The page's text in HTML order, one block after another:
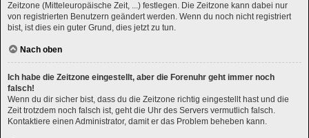
Zeitzone (Mitteleuropäische Zeit, ...) festlegen. Die Zeitzone kann dabei nur
von registrierten Benutzern geändert werden. Wenn du noch nicht registriert
bist, ist dies ein guter Grund, dies jetzt zu tun.
Nach oben
Ich habe die Zeitzone eingestellt, aber die Forenuhr geht immer noch
falsch!
Wenn du dir sicher bist, dass du die Zeitzone richtig eingestellt hast und die
Zeit trotzdem noch falsch ist, geht die Uhr des Servers vermutlich falsch.
Kontaktiere einen Administrator, damit er das Problem beheben kann.